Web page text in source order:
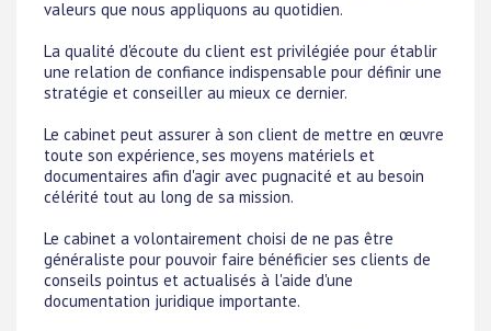
valeurs que nous appliquons au quotidien.
La qualité d'écoute du client est privilégiée pour établir
une relation de confiance indispensable pour définir une
stratégie et conseiller au mieux ce dernier.
Le cabinet peut assurer à son client de mettre en œuvre
toute son expérience, ses moyens matériels et
documentaires afin d'agir avec pugnacité et au besoin
célérité tout au long de sa mission.
Le cabinet a volontairement choisi de ne pas être
généraliste pour pouvoir faire bénéficier ses clients de
conseils pointus et actualisés à l'aide d'une
documentation juridique importante.